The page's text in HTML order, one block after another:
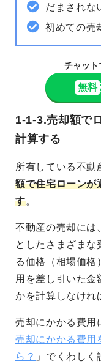
だまされな
初めての売
チャット
無料
1-1-3.売却額で
計算する
所有している不
額で住宅ローンが
す。
不動産の売却には
としたさまざまな
る価格（相場価格
用を差し引いた金
かを計算しなけれ
売却にかかる費用
売却にかかる費用
ら？ 」でくわし